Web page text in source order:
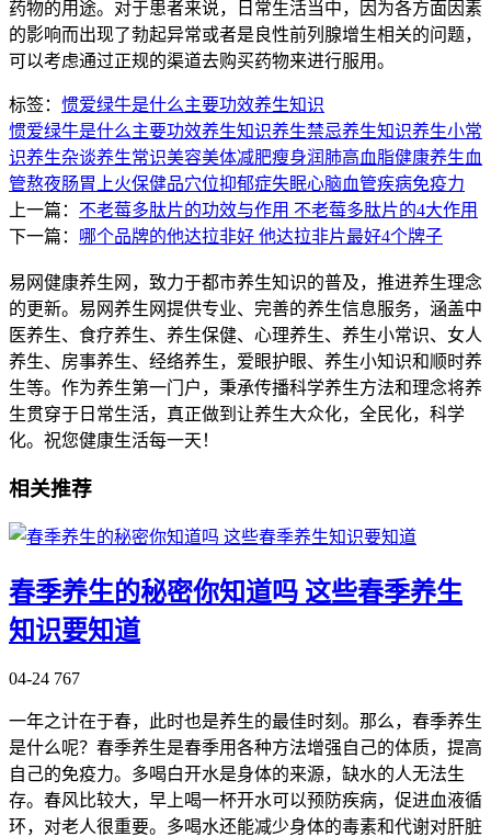
药物的用途。对于患者来说，日常生活当中，因为各方面因素
的影响而出现了勃起异常或者是良性前列腺增生相关的问题，
可以考虑通过正规的渠道去购买药物来进行服用。
标签： 惯爱绿牛是什么主要功效养生知识
惯爱绿牛是什么主要功效养生知识养生禁忌养生知识养生小常
识养生杂谈养生常识美容美体减肥瘦身润肺高血脂健康养生血
管熬夜肠胃 上火保健品穴位抑郁症失眠心脑血管疾病免疫力
上一篇： 不老莓多肽片的功效与作用 不老莓多肽片的4大作用
下一篇： 哪个品牌的他达拉非好 他达拉非片最好4个牌子
易网健康养生网，致力于都市养生知识的普及，推进养生理念
的更新。易网养生网提供专业、完善的养生信息服务，涵盖中
医养生、食疗养生、养生保健、心理养生、养生小常识、女人
养生、房事养生、经络养生，爱眼护眼、养生小知识和顺时养
生等。作为养生第一门户，秉承传播科学养生方法和理念将养
生贯穿于日常生活，真正做到让养生大众化，全民化，科学
化。祝您健康生活每一天！
相关推荐
春季养生的秘密你知道吗 这些春季养生
知识要知道
04-24 767
一年之计在于春，此时也是养生的最佳时刻。那么，春季养生
是什么呢？春季养生是春季用各种方法增强自己的体质，提高
自己的免疫力。多喝白开水是身体的来源，缺水的人无法生
存。春风比较大，早上喝一杯开水可以预防疾病，促进血液循
环，对老人很重要。多喝水还能减少身体的毒素和代谢对肝脏